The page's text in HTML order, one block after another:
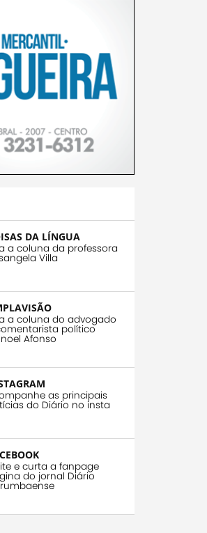
DA LÍNGUA
a coluna da professora
Villa
a coluna do advogado
político
Afonso
as principais
do Diário no insta
e curta a fanpage
do jornal Diário